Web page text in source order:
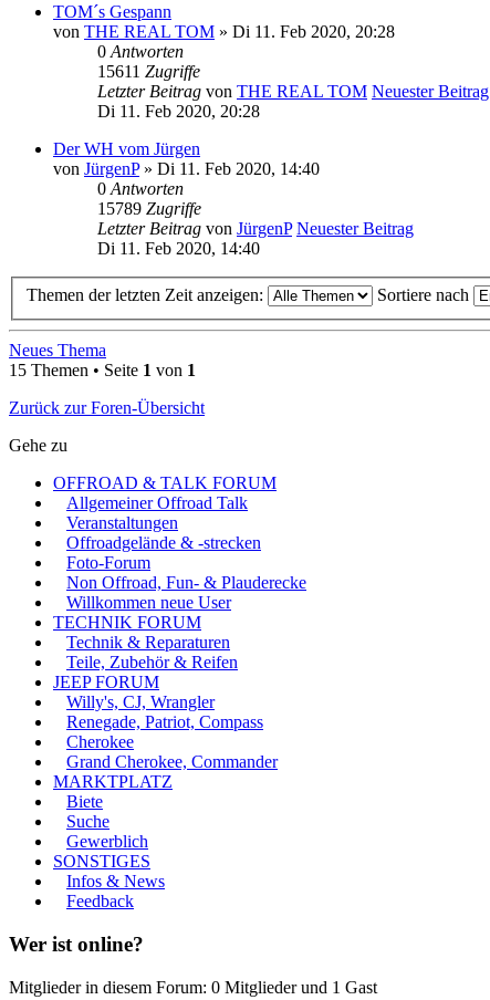
TOM´s Gespann
von THE REAL TOM » Di 11. Feb 2020, 20:28
0 Antworten
15611 Zugriffe
Letzter Beitrag von THE REAL TOM Neuester Beitrag
Di 11. Feb 2020, 20:28
Der WH vom Jürgen
von JürgenP» Di 11. Feb 2020, 14:40
0 Antworten
15789 Zugriffe
Letzter Beitrag von JürgenP Neuester Beitrag
Di 11. Feb 2020, 14:40
Themen der letzten Zeit anzeigen: Sortiere nach
Neues Thema
15 Themen • Seite 1 von 1
Zurück zur Foren-Übersicht
Gehe zu
OFFROAD & TALK FORUM
Allgemeiner Offroad Talk
Veranstaltungen
Offroadgelände & -strecken
Foto-Forum
Non Offroad, Fun- & Plauderecke
Willkommen neue User
TECHNIK FORUM
Technik & Reparaturen
Teile, Zubehör & Reifen
JEEP FORUM
Willy's, CJ, Wrangler
Renegade, Patriot, Compass
Cherokee
Grand Cherokee, Commander
MARKTPLATZ
Biete
Suche
Gewerblich
SONSTIGES
Infos & News
Feedback
Wer ist online?
Mitglieder in diesem Forum: 0 Mitglieder und 1 Gast